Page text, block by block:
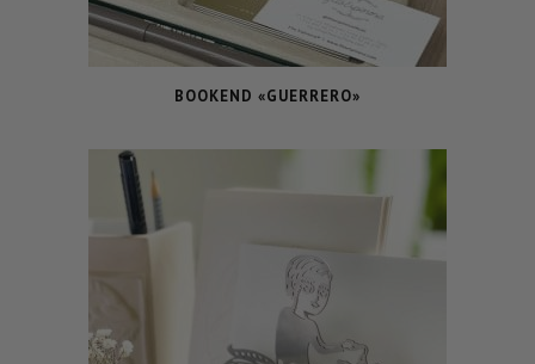
BOOKEND «GUERRERO»